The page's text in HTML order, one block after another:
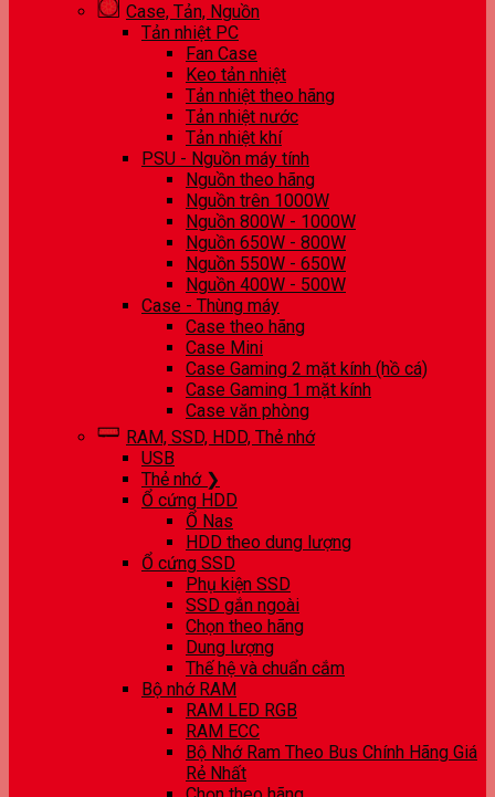
Case, Tản, Nguồn
Tản nhiệt PC
Fan Case
Keo tản nhiệt
Tản nhiệt theo hãng
Tản nhiệt nước
Tản nhiệt khí
PSU - Nguồn máy tính
Nguồn theo hãng
Nguồn trên 1000W
Nguồn 800W - 1000W
Nguồn 650W - 800W
Nguồn 550W - 650W
Nguồn 400W - 500W
Case - Thùng máy
Case theo hãng
Case Mini
Case Gaming 2 mặt kính (hồ cá)
Case Gaming 1 mặt kính
Case văn phòng
RAM, SSD, HDD, Thẻ nhớ
USB
Thẻ nhớ ❯
Ổ cứng HDD
Ổ Nas
HDD theo dung lượng
Ổ cứng SSD
Phụ kiện SSD
SSD gắn ngoài
Chọn theo hãng
Dung lượng
Thế hệ và chuẩn cắm
Bộ nhớ RAM
RAM LED RGB
RAM ECC
Bộ Nhớ Ram Theo Bus Chính Hãng Giá
Rẻ Nhất